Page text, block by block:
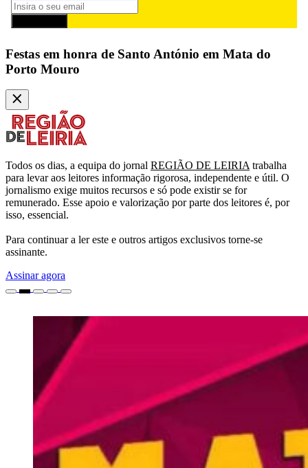
Festas em honra de Santo António em Mata do
Porto Mouro
Todos os dias, a equipa do jornal REGIÃO DE LEIRIA trabalha
para levar aos leitores informação rigorosa, independente e útil. O
jornalismo exige muitos recursos e só pode existir se for
remunerado. Esse apoio e valorização por parte dos leitores é, por
isso, essencial.
Para continuar a ler este e outros artigos exclusivos torne-se
assinante.
Assinar agora